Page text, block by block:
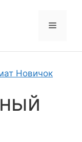
Меню
Новичок